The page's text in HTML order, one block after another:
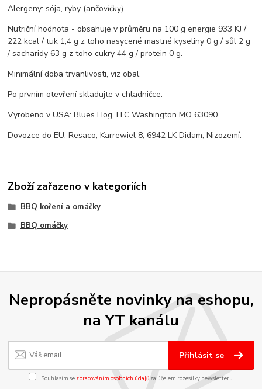
Alergeny: sója, ryby (ančovičky)
Nutriční hodnota - obsahuje v průměru na 100 g energie 933 KJ /
222 kcal / tuk 1,4 g z toho nasycené mastné kyseliny 0 g / sůl 2 g
/ sacharidy 63 g z toho cukry 44 g / protein 0 g.
Minimální doba trvanlivosti, viz obal.
Po prvním otevření skladujte v chladničce.
Vyrobeno v USA: Blues Hog, LLC Washington MO 63090.
Dovozce do EU: Resaco, Karrewiel 8, 6942 LK Didam, Nizozemí.
Zboží zařazeno v kategoriích
BBQ koření a omáčky
BBQ omáčky
Nepropásněte novinky na eshopu,
na YT kanálu
Přihlásit se
Souhlasím se zpracováním osobních údajůza účelem rozesílky newsletteru.